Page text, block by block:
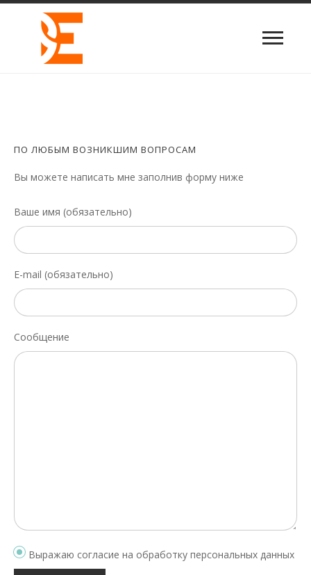
ПО ЛЮБЫМ ВОЗНИКШИМ ВОПРОСАМ
Вы можете написать мне заполнив форму ниже
Ваше имя (обязательно)
E-mail (обязательно)
Сообщение
Выражаю согласие на обработку персональных данных